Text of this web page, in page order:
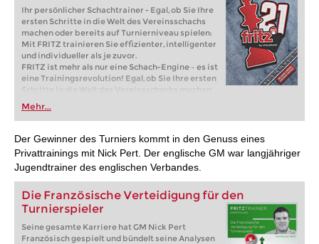
Ihr persönlicher Schachtrainer - Egal, ob Sie Ihre
ersten Schritte in die Welt des Vereinsschachs
machen oder bereits auf Turnierniveau spielen:
Mit FRITZ trainieren Sie effizienter, intelligenter
und individueller als je zuvor.
FRITZ ist mehr als nur eine Schach-Engine – es ist
eine Trainingsrevolution! Egal, ob Sie Ihre ersten
Schritte in die Welt des Vereinsschachs machen
oder bereits auf Turnierniveau spielen: Mit
FRITZ trainieren Sie effizienter, intelligenter und
individueller als je zuvor.
Mehr...
Der Gewinner des Turniers kommt in den Genuss eines
Privattrainings mit Nick Pert. Der englische GM war langjähriger
Jugendtrainer des englischen Verbandes.
Die Französische Verteidigung für den
Turnierspieler
Seine gesamte Karriere hat GM Nick Pert
Französisch gespielt und bündelt seine Analysen